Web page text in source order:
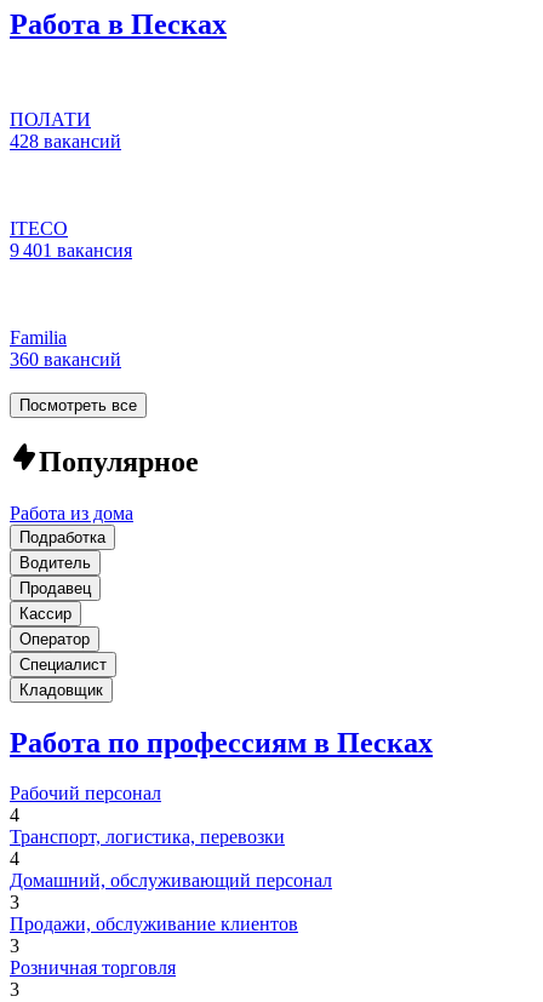
Работа в Песках
ПОЛАТИ
428 вакансий
ITECO
9 401 вакансия
Familia
360 вакансий
Посмотреть все
Популярное
Работа из дома
Подработка
Водитель
Продавец
Кассир
Оператор
Специалист
Кладовщик
Работа по профессиям в Песках
Рабочий персонал
4
Транспорт, логистика, перевозки
4
Домашний, обслуживающий персонал
3
Продажи, обслуживание клиентов
3
Розничная торговля
3